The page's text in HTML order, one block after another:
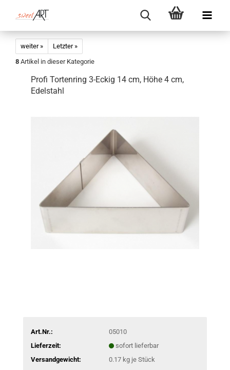
weiter »
Letzter »
8 Artikel in dieser Kategorie
Profi Tortenring 3-Eckig 14 cm, Höhe 4 cm,
Edelstahl
Art.Nr.:
05010
Lieferzeit:
sofort lieferbar
Versandgewicht:
0.17kg je Stück